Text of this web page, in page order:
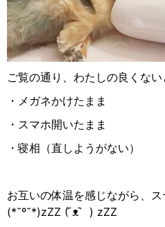
ご覧の通り、わたしの良くない
・メガネかけたまま
・スマホ開いたまま
・寝相（直しようがない）
お互いの体温を感じながら、
(*˘º˘*)zZZ (᷇ᴥ ᷆ ) zZZ